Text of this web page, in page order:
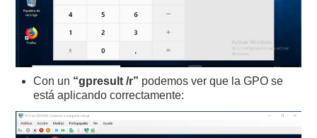
Con un “gpresult /r” podemos ver que la GPO se
está aplicando correctamente: